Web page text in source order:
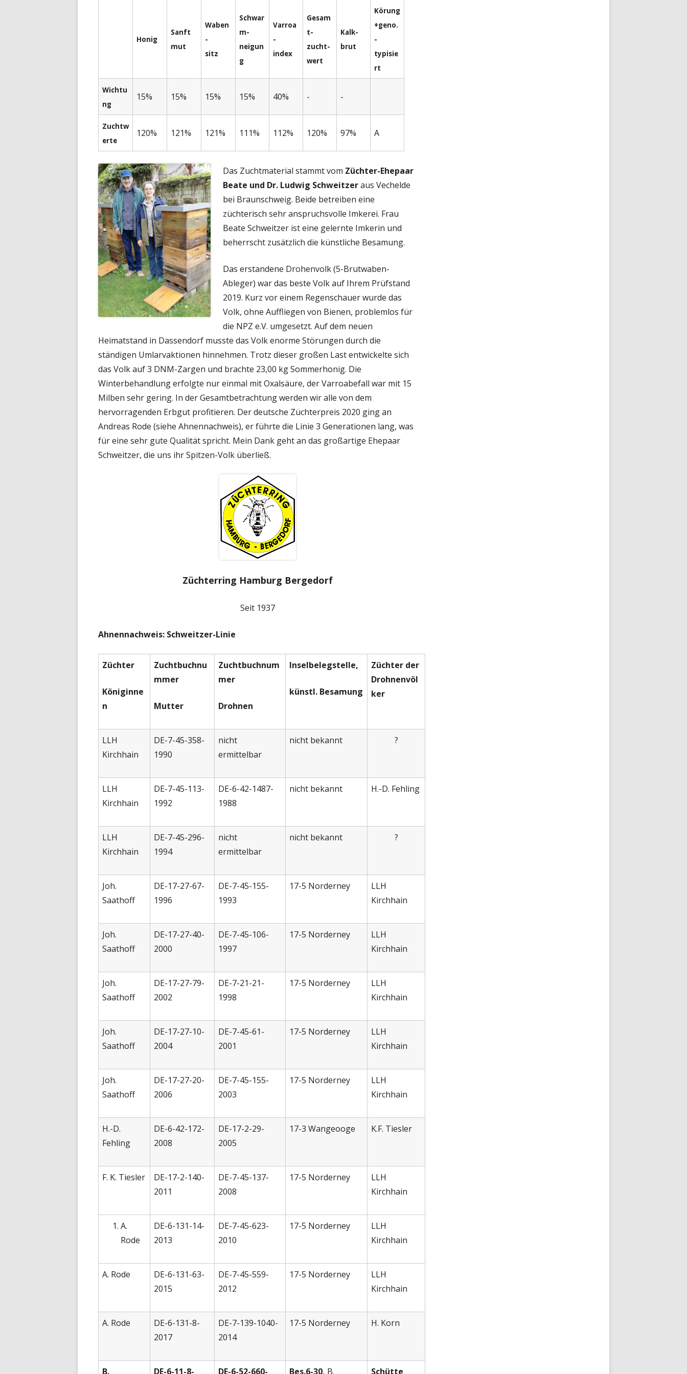
Honig
Sanft
mut
Waben
-
sitz
Schwar
m-
neigun
g
Varroa
-
index
Gesam
t-
zucht-
wert
Kalk-
brut
Körung
+geno.
-
typisie
rt
Wichtu
ng
15% 15% 15% 15% 40% - -
Zuchtw
erte
120% 121% 121% 111% 112% 120% 97% A
Das Zuchtmaterial stammt vom Züchter-Ehepaar
Beate und Dr. Ludwig Schweitzeraus Vechelde
bei Braunschweig. Beide betreiben eine
züchterisch sehr anspruchsvolle Imkerei. Frau
Beate Schweitzer ist eine gelernte Imkerin und
beherrscht zusätzlich die künstliche Besamung.
Das erstandene Drohenvolk (5-Brutwaben-
Ableger) war das beste Volk auf Ihrem Prüfstand
2019. Kurz vor einem Regenschauer wurde das
Volk, ohne Auffliegen von Bienen, problemlos für
die NPZ e.V. umgesetzt. Auf dem neuen
Heimatstand in Dassendorf musste das Volk enorme Störungen durch die
ständigen Umlarvaktionen hinnehmen. Trotz dieser großen Last entwickelte sich
das Volk auf 3 DNM-Zargen und brachte 23,00 kg Sommerhonig. Die
Winterbehandlung erfolgte nur einmal mit Oxalsäure, der Varroabefall war mit 15
Milben sehr gering. In der Gesamtbetrachtung werden wir alle von dem
hervorragenden Erbgut profitieren. Der deutsche Züchterpreis 2020 ging an
Andreas Rode (siehe Ahnennachweis), er führte die Linie 3 Generationen lang, was
für eine sehr gute Qualität spricht. Mein Dank geht an das großartige Ehepaar
Schweitzer, die uns ihr Spitzen-Volk überließ.
Züchterring Hamburg Bergedorf
Seit 1937
Ahnennachweis: Schweitzer-Linie
Züchter
Königinne
n
Zuchtbuchnu
mmer
Mutter
Zuchtbuchnum
mer
Drohnen
Inselbelegstelle,
künstl. Besamung
Züchter der
Drohnenvöl
ker
LLH
Kirchhain
DE-7-45-358-
1990
nicht
ermittelbar
nicht bekannt ?
LLH
Kirchhain
DE-7-45-113-
1992
DE-6-42-1487-
1988
nicht bekannt H.-D. Fehling
LLH
Kirchhain
DE-7-45-296-
1994
nicht
ermittelbar
nicht bekannt ?
Joh.
Saathoff
DE-17-27-67-
1996
DE-7-45-155-
1993
17-5 Norderney
LLH
Kirchhain
Joh.
Saathoff
DE-17-27-40-
2000
DE-7-45-106-
1997
17-5 Norderney
LLH
Kirchhain
Joh.
Saathoff
DE-17-27-79-
2002
DE-7-21-21-
1998
17-5 Norderney
LLH
Kirchhain
Joh.
Saathoff
DE-17-27-10-
2004
DE-7-45-61-
2001
17-5 Norderney
LLH
Kirchhain
Joh.
Saathoff
DE-17-27-20-
2006
DE-7-45-155-
2003
17-5 Norderney
LLH
Kirchhain
H.-D.
Fehling
DE-6-42-172-
2008
DE-17-2-29-
2005
17-3 Wangeooge K.F. Tiesler
F. K. Tiesler
DE-17-2-140-
2011
DE-7-45-137-
2008
17-5 Norderney
LLH
Kirchhain
A.
Rode
DE-6-131-14-
2013
DE-7-45-623-
2010
17-5 Norderney
LLH
Kirchhain
A. Rode
DE-6-131-63-
2015
DE-7-45-559-
2012
17-5 Norderney
LLH
Kirchhain
A. Rode
DE-6-131-8-
2017
DE-7-139-1040-
2014
17-5 Norderney H. Korn
B. DE-6-11-8- DE-6-52-660- Bes.6-30, B. Schütte